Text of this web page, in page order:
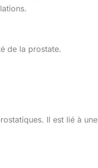
de la prostate.
Il est lié à une